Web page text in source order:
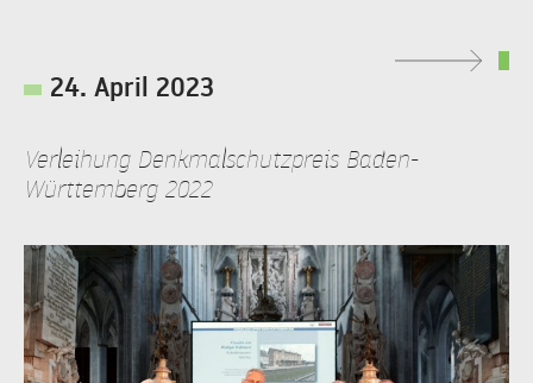
24. April 2023
Verleihung Denkmalschutzpreis Baden-
Württemberg 2022